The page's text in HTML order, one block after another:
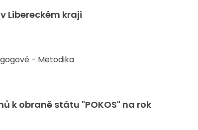
Libereckém kraji
- Metodika
k obraně státu "POKOS" na rok